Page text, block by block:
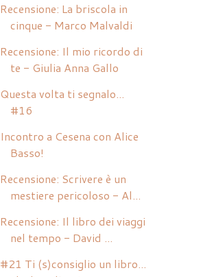
Recensione: La briscola in
cinque - Marco Malvaldi
Recensione: Il mio ricordo di
te - Giulia Anna Gallo
Questa volta ti segnalo...
#16
Incontro a Cesena con Alice
Basso!
Recensione: Scrivere è un
mestiere pericoloso - Al...
Recensione: Il libro dei viaggi
nel tempo - David ...
#21 Ti (s)consiglio un libro...